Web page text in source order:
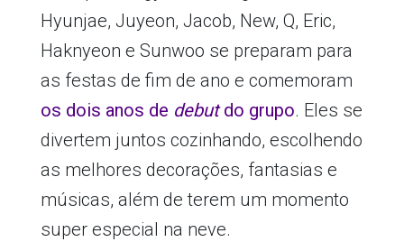
Hyunjae, Juyeon, Jacob, New, Q, Eric,
Haknyeon e Sunwoo se preparam para
as festas de fim de ano e comemoram
os dois anos de debutdo grupo. Eles se
divertem juntos cozinhando, escolhendo
as melhores decorações, fantasias e
músicas, além de terem um momento
super especial na neve.